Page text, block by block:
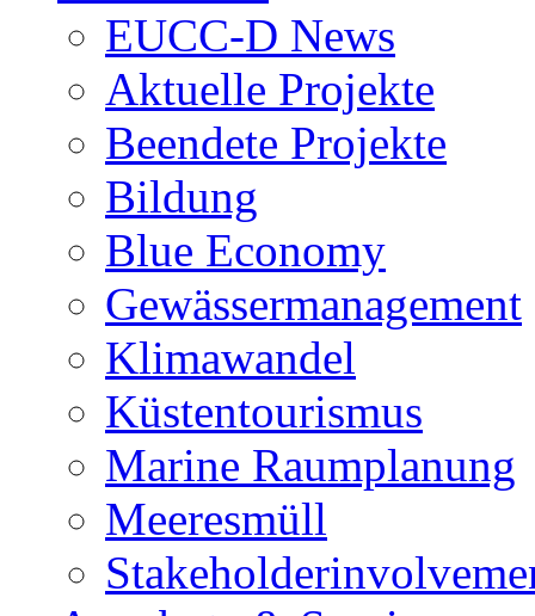
EUCC-D News
Aktuelle Projekte
Beendete Projekte
Bildung
Blue Economy
Gewässermanagement
Klimawandel
Küstentourismus
Marine Raumplanung
Meeresmüll